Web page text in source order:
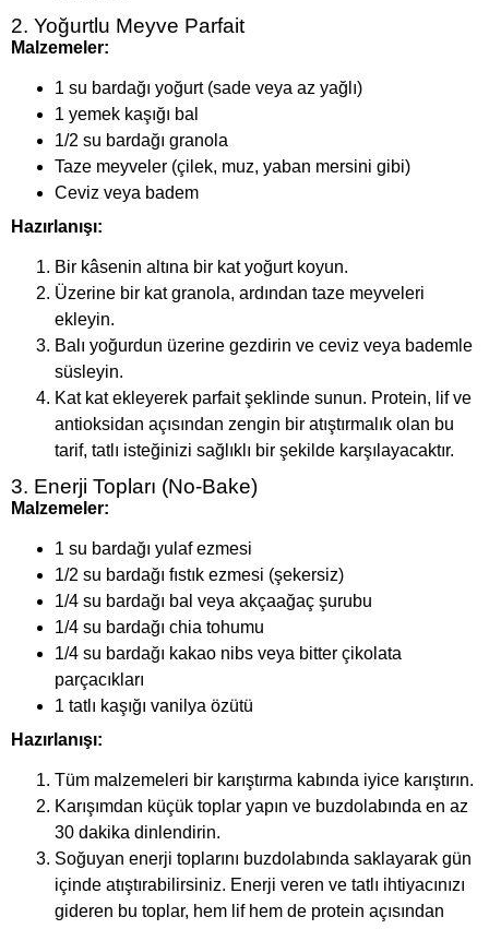
2. Yoğurtlu Meyve Parfait
Malzemeler:
1 su bardağı yoğurt (sade veya az yağlı)
1 yemek kaşığı bal
1/2 su bardağı granola
Taze meyveler (çilek, muz, yaban mersini gibi)
Ceviz veya badem
Hazırlanışı:
Bir kâsenin altına bir kat yoğurt koyun.
Üzerine bir kat granola, ardından taze meyveleri
ekleyin.
Balı yoğurdun üzerine gezdirin ve ceviz veya bademle
süsleyin.
Kat kat ekleyerek parfait şeklinde sunun. Protein, lif ve
antioksidan açısından zengin bir atıştırmalık olan bu
tarif, tatlı isteğinizi sağlıklı bir şekilde karşılayacaktır.
3. Enerji Topları (No-Bake)
Malzemeler:
1 su bardağı yulaf ezmesi
1/2 su bardağı fıstık ezmesi (şekersiz)
1/4 su bardağı bal veya akçaağaç şurubu
1/4 su bardağı chia tohumu
1/4 su bardağı kakao nibs veya bitter çikolata
parçacıkları
1 tatlı kaşığı vanilya özütü
Hazırlanışı:
Tüm malzemeleri bir karıştırma kabında iyice karıştırın.
Karışımdan küçük toplar yapın ve buzdolabında en az
30 dakika dinlendirin.
Soğuyan enerji toplarını buzdolabında saklayarak gün
içinde atıştırabilirsiniz. Enerji veren ve tatlı ihtiyacınızı
gideren bu toplar, hem lif hem de protein açısından